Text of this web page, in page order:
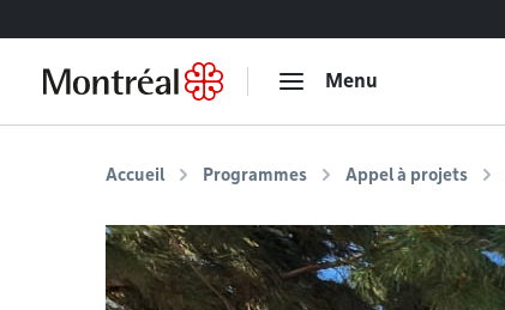
Menu
Accueil Programmes Appel à projets